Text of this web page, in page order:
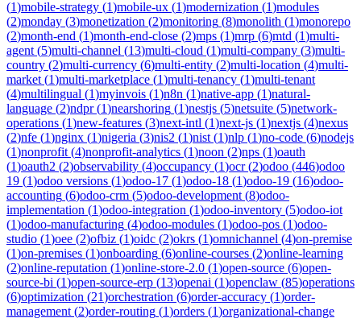
(1)mobile-strategy (1)mobile-ux (1)modernization (1)modules
(2)monday (3)monetization (2)monitoring (8)monolith (1)monorepo
(2)month-end (1)month-end-close (2)mps (1)mrp (6)mtd (1)multi-
agent (5)multi-channel (13)multi-cloud (1)multi-company (3)multi-
country (2)multi-currency (6)multi-entity (2)multi-location (4)multi-
market (1)multi-marketplace (1)multi-tenancy (1)multi-tenant
(4)multilingual (1)myinvois (1)n8n (1)native-app (1)natural-
language (2)ndpr(1)nearshoring (1)nestjs (5)netsuite (5)network-
operations (1)new-features (3)next-intl (1)next-js (1)nextjs (4)nexus
(2)nfe (1)nginx (1)nigeria (3)nis2 (1)nist (1)nlp (1)no-code (6)nodejs
(1)nonprofit (4)nonprofit-analytics (1)noon (2)nps (1)oauth
(1)oauth2 (2)observability (4)occupancy (1)ocr(2)odoo (446)odoo
19 (1)odoo versions (1)odoo-17 (1)odoo-18 (1)odoo-19 (16)odoo-
accounting (6)odoo-crm (5)odoo-development (8)odoo-
implementation (1)odoo-integration (1)odoo-inventory (5)odoo-iot
(1)odoo-manufacturing (4)odoo-modules (1)odoo-pos (1)odoo-
studio (1)oee (2)ofbiz (1)oidc (2)okrs (1)omnichannel (4)on-premise
(1)on-premises (1)onboarding (6)online-courses (2)online-learning
(2)online-reputation (1)online-store-2.0 (1)open-source (6)open-
source-bi (1)open-source-erp (13)openai (1)openclaw (85)operations
(6)optimization (21)orchestration (6)order-accuracy (1)order-
management (2)order-routing (1)orders (1)organizational-change